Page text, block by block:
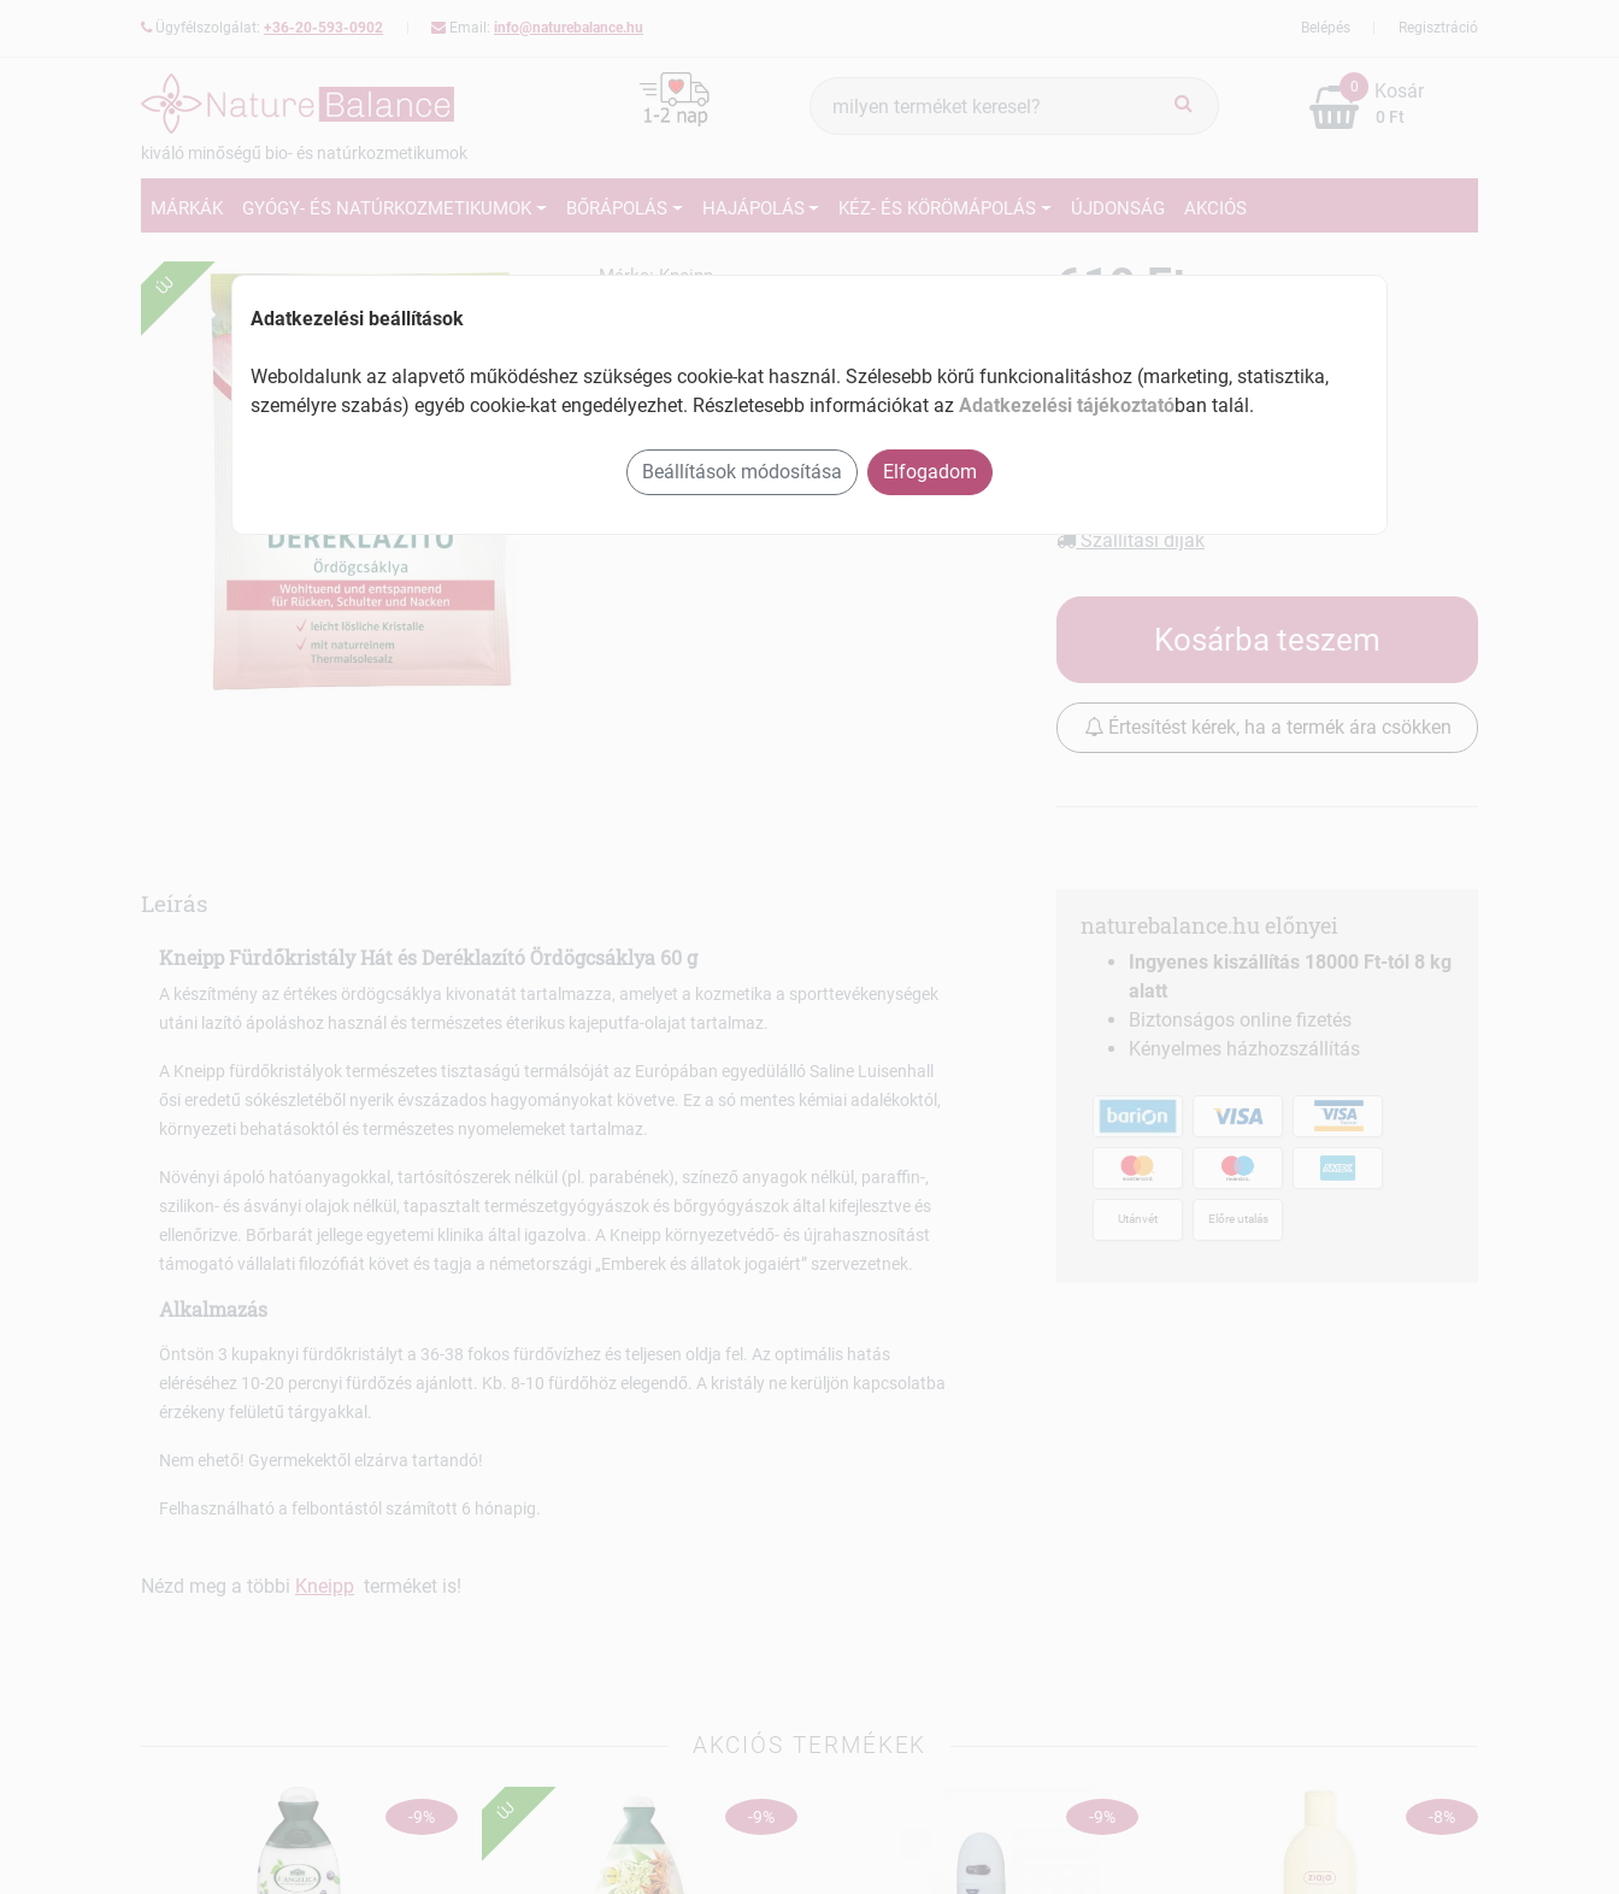
Ügyfélszolgálat: +36-20-593-0902 Email: info@naturebalance.hu Regisztráció
Belépés
kiváló minőségű bio- és natúrkozmetikumok
keresés
0
0 Ft
Kosár
MÁRKÁK GYÓGY- ÉS NATÚRKOZMETIKUMOK BŐRÁPOLÁS HAJÁPOLÁS KÉZ- ÉS KÖRÖMÁPOLÁS ÚJDONSÁG AKCIÓS
ÚJ Márka: Kneipp
Tartalom: 60 g
EAN: 4008233166384
619 Ft
Készletinformáció:
Szállítási díjak
Kosárba teszem
Értesítést kérek, ha a termék ára csökken
Leírás
Kneipp Fürdőkristály Hát és Deréklazító Ördögcsáklya 60 g
A készítmény az értékes ördögcsáklya kivonatát tartalmazza, amelyet a kozmetika a sporttevékenységek
utáni lazító ápoláshoz használ és természetes éterikus kajeputfa-olajat tartalmaz.
A Kneipp fürdőkristályok természetes tisztaságú termálsóját az Európában egyedülálló Saline Luisenhall
ősi eredetű sókészletéből nyerik évszázados hagyományokat követve. Ez a só mentes kémiai adalékoktól,
környezeti behatásoktól és természetes nyomelemeket tartalmaz.
Növényi ápoló hatóanyagokkal, tartósítószerek nélkül (pl. parabének), színező anyagok nélkül, paraffin-,
szilikon- és ásványi olajok nélkül, tapasztalt természetgyógyászok és bőrgyógyászok által kifejlesztve és
ellenőrizve. Bőrbarát jellege egyetemi klinika által igazolva. A Kneipp környezetvédő- és újrahasznosítást
támogató vállalati filozófiát követ és tagja a németországi „Emberek és állatok jogaiért” szervezetnek.
Alkalmazás
Öntsön 3 kupaknyi fürdőkristályt a 36-38 fokos fürdővízhez és teljesen oldja fel. Az optimális hatás
eléréséhez 10-20 percnyi fürdőzés ajánlott. Kb. 8-10 fürdőhöz elegendő. A kristály ne kerüljön kapcsolatba
érzékeny felületű tárgyakkal.
Nem ehető! Gyermekektől elzárva tartandó!
Felhasználható a felbontástól számított 6 hónapig.
Nézd meg a többi Kneipp terméket is!
naturebalance.hu előnyei
Ingyenes kiszállítás 18000 Ft-tól 8 kg
alatt
Biztonságos online fizetés
Kényelmes házhozszállítás
Utánvét Előre utalás
AKCIÓS TERMÉKEK
-9% -9%
ÚJ -9% -8%
Adatkezelési beállítások
Weboldalunk az alapvető működéshez szükséges cookie-kat használ. Szélesebb körű funkcionalitáshoz (marketing, statisztika,
személyre szabás) egyéb cookie-kat engedélyezhet. Részletesebb információkat az Adatkezelési tájékoztatóban talál.
Beállítások módosítása Elfogadom